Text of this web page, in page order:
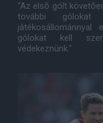
"Az elsõ gólt
további
gólokat kell
védekeznünk."